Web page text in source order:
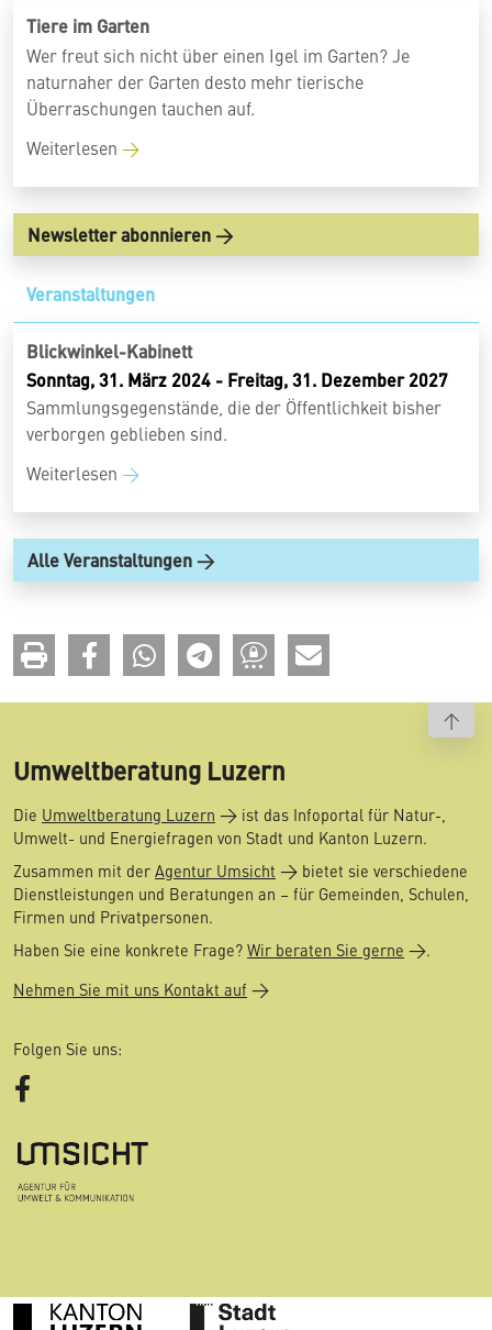
Tiere im Garten
Wer freut sich nicht über einen Igel im Garten? Je
naturnaher der Garten desto mehr tierische
Überraschungen tauchen auf.
Weiterlesen
Newsletter abonnieren
Veranstaltungen
Blickwinkel-Kabinett
Sonntag, 31. März 2024 - Freitag, 31. Dezember 2027
Sammlungsgegenstände, die der Öffentlichkeit bisher
verborgen geblieben sind.
Weiterlesen
Alle Veranstaltungen
Umweltberatung Luzern
Die Umweltberatung Luzern
ist das Infoportal für Natur-,
Umwelt- und Energiefragen von Stadt und Kanton Luzern.
Zusammen mit der Agentur Umsicht
bietet sie verschiedene
Dienstleistungen und Beratungen an – für Gemeinden, Schulen,
Firmen und Privatpersonen.
Haben Sie eine konkrete Frage? Wir beraten Sie gerne
.
Nehmen Sie mit uns Kontakt auf
Folgen Sie uns: